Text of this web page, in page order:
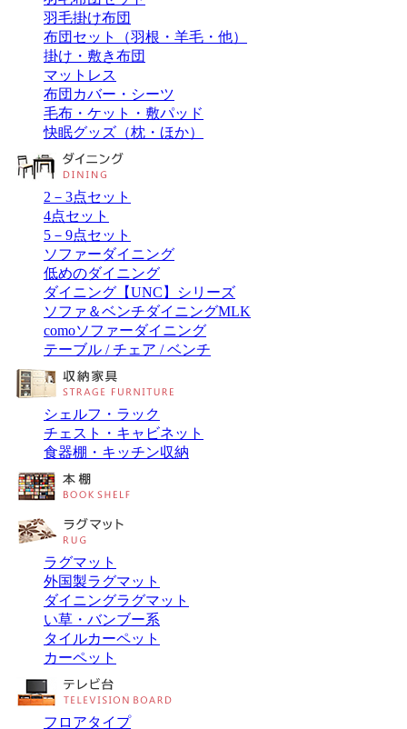
羽毛掛け布団
布団セット（羽根・羊毛・他）
掛け・敷き布団
マットレス
布団カバー・シーツ
毛布・ケット・敷パッド
快眠グッズ（枕・ほか）
2－3点セット
4点セット
5－9点セット
ソファーダイニング
低めのダイニング
ダイニング【UNC】シリーズ
ソファ＆ベンチダイニングMLK
comoソファーダイニング
テーブル / チェア / ベンチ
シェルフ・ラック
チェスト・キャビネット
食器棚・キッチン収納
ラグマット
外国製ラグマット
ダイニングラグマット
い草・バンブー系
タイルカーペット
カーペット
フロアタイプ